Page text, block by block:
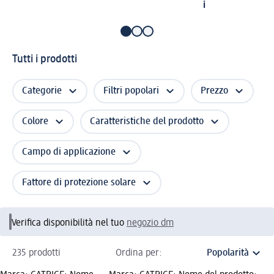
i
Tutti i prodotti
Categorie Filtri popolari Prezzo
Colore Caratteristiche del prodotto
Campo di applicazione
Fattore di protezione solare
Verifica disponibilità nel tuo negozio dm
235 prodotti Ordina per: